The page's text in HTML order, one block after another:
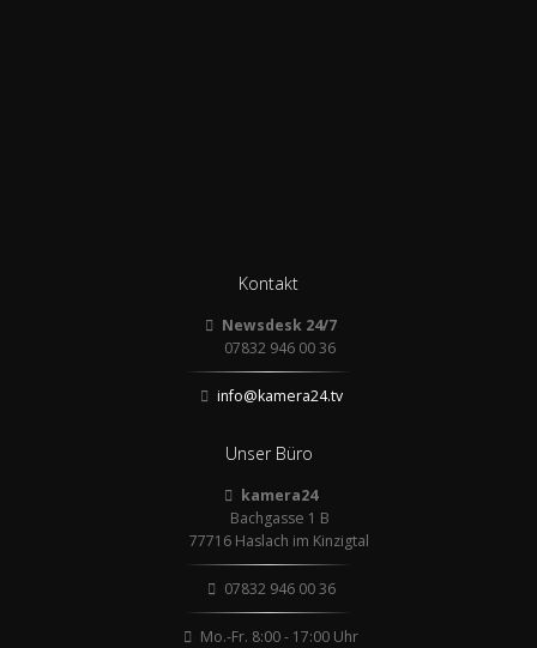
Kontakt
Newsdesk 24/7
07832 946 00 36
info@kamera24.tv
Unser Büro
kamera24
Bachgasse 1 B
77716 Haslach im Kinzigtal
07832 946 00 36
Mo.-Fr. 8:00 - 17:00 Uhr